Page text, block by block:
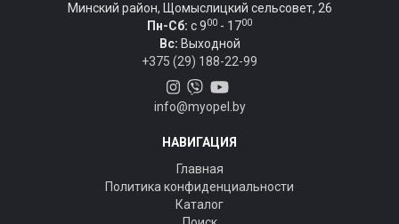
Минский район, Щомыслицкий сельсовет, 26
Пн-Сб: c 900 - 1700
Вс: Выходной
+375 (29) 188-22-99
info@myopel.by
НАВИГАЦИЯ
Главная
Политика конфиденциальности
Каталог